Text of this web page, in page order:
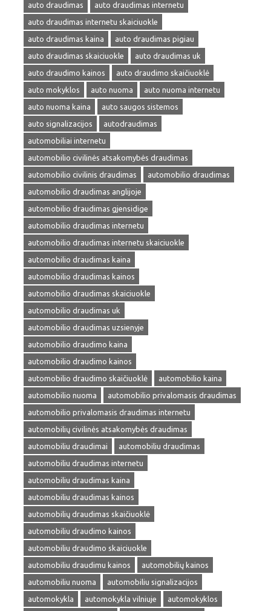
auto draudimas
auto draudimas internetu
auto draudimas internetu skaiciuokle
auto draudimas kaina
auto draudimas pigiau
auto draudimas skaiciuokle
auto draudimas uk
auto draudimo kainos
auto draudimo skaičiuoklė
auto mokyklos
auto nuoma
auto nuoma internetu
auto nuoma kaina
auto saugos sistemos
auto signalizacijos
autodraudimas
automobiliai internetu
automobilio civilinės atsakomybės draudimas
automobilio civilinis draudimas
automobilio draudimas
automobilio draudimas anglijoje
automobilio draudimas gjensidige
automobilio draudimas internetu
automobilio draudimas internetu skaiciuokle
automobilio draudimas kaina
automobilio draudimas kainos
automobilio draudimas skaiciuokle
automobilio draudimas uk
automobilio draudimas uzsienyje
automobilio draudimo kaina
automobilio draudimo kainos
automobilio draudimo skaičiuoklė
automobilio kaina
automobilio nuoma
automobilio privalomasis draudimas
automobilio privalomasis draudimas internetu
automobilių civilinės atsakomybės draudimas
automobiliu draudimai
automobiliu draudimas
automobiliu draudimas internetu
automobiliu draudimas kaina
automobiliu draudimas kainos
automobilių draudimas skaičiuoklė
automobiliu draudimo kainos
automobiliu draudimo skaiciuokle
automobiliu draudimu kainos
automobilių kainos
automobiliu nuoma
automobiliu signalizacijos
automokykla
automokykla vilniuje
automokyklos